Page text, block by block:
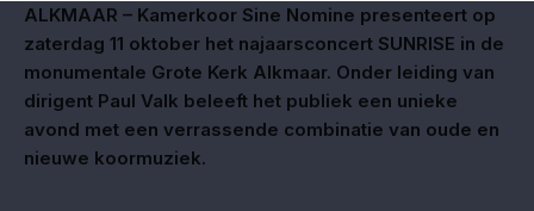
ALKMAAR – Kamerkoor Sine Nomine presenteert op
zaterdag 11 oktober het najaarsconcert SUNRISE in de
monumentale Grote Kerk Alkmaar. Onder leiding van
dirigent Paul Valk beleeft het publiek een unieke
avond met een verrassende combinatie van oude en
nieuwe koormuziek.